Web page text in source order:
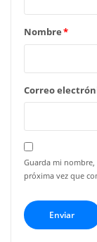
Nombre*
Correo
Guarda mi
próxima vez que